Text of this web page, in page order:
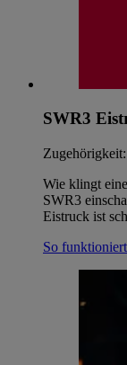
SWR3
Zugehörigkeit:
Wie klingt
SWR3
Eistruck ist
So